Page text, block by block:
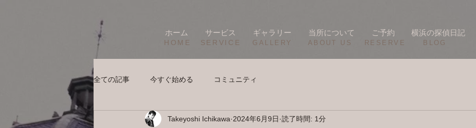
ホーム サービス ギャラリー 当所について ご予約 横浜の探偵日記
HOME SERVICE ​GALLERY ​ABOUT US RESERVE BLOG
全ての記事 今すぐ始める コミュニティ
Takeyoshi Ichikawa 2024年6月9日 読了時間: 1分